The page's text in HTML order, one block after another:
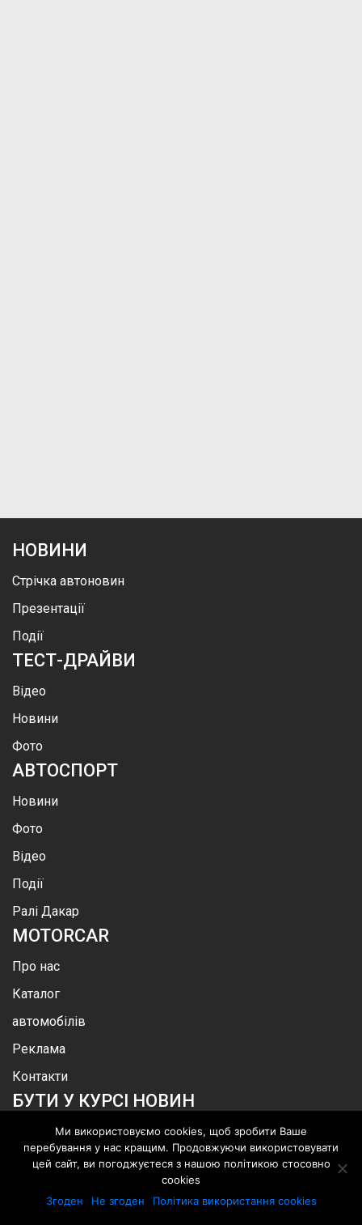
НОВИНИ
Стрічка автоновин
Презентації
Події
ТЕСТ-ДРАЙВИ
Відео
Новини
Фото
АВТОСПОРТ
Новини
Фото
Відео
Події
Ралі Дакар
MOTORCAR
Про нас
Каталог
автомобілів
Реклама
Контакти
БУТИ У КУРСІ НОВИН
Всі права захищені
Ми використовуємо cookies, щоб зробити Ваше
перебування у нас кращим. Продовжуючи використовувати
цей сайт, ви погоджуєтеся з нашою політикою стосовно
cookies
Згоден
Не згоден Політика використання cookies